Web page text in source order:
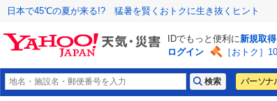
日本で45℃の夏が来る!? 猛暑を賢くおトクに生き抜くヒント
IDでもっと便利に新規取得
ログイン
［おトク］
パーソナ